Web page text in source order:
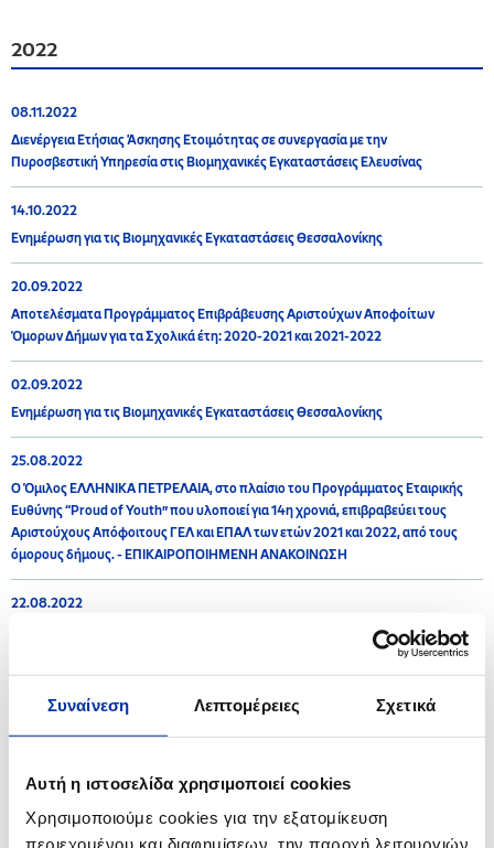
Συναίνεση Λεπτομέρειες Σχετικά
Αυτή η ιστοσελίδα χρησιμοποιεί cookies
Χρησιμοποιούμε cookies για την εξατομίκευση
περιεχομένου και διαφημίσεων, την παροχή λειτουργιών
2022
08.11.2022
Διενέργεια Ετήσιας Άσκησης Ετοιμότητας σε συνεργασία με την
Πυροσβεστική Υπηρεσία στις Βιομηχανικές Εγκαταστάσεις Ελευσίνας
14.10.2022
Ενημέρωση για τις Βιομηχανικές Εγκαταστάσεις Θεσσαλονίκης
20.09.2022
Αποτελέσματα Προγράμματος Επιβράβευσης Αριστούχων Αποφοίτων
Όμορων Δήμων για τα Σχολικά έτη: 2020-2021 και 2021-2022
02.09.2022
Ενημέρωση για τις Βιομηχανικές Εγκαταστάσεις Θεσσαλονίκης
25.08.2022
Ο Όμιλος ΕΛΛΗΝΙΚΑ ΠΕΤΡΕΛΑΙΑ, στο πλαίσιο του Προγράμματος Εταιρικής
Ευθύνης “Proud of Youth” που υλοποιεί για 14η χρονιά, επιβραβεύει τους
Αριστούχους Απόφοιτους ΓΕΛ και ΕΠΑΛ των ετών 2021 και 2022, από τους
όμορους δήμους. - ΕΠΙΚΑΙΡΟΠΟΙΗΜΕΝΗ ΑΝΑΚΟΙΝΩΣΗ
22.08.2022
Ο Όμιλος ΕΛΛΗΝΙΚΑ ΠΕΤΡΕΛΑΙΑ, στο πλαίσιο του Προγράμματος Εταιρικής
Ευθύνης “Proud of Youth” που υλοποιεί για 14η χρονιά, επιβραβεύει τους
Αριστούχους Απόφοιτους Γενικών Ενιαίων και Επαγγελματικών Λυκείων
των ετών 2021 και 2022, από τους όμορους δήμους.
1 2 3 4 5